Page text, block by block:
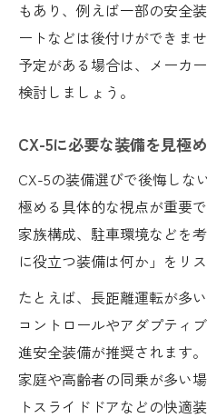
もあり、例えば一部の安全
ートなどは後付けができま
予定がある場合は、メーカ
検討しましょう。
CX-5に必要な装備を見極
CX-5の装備選びで後悔しな
極める具体的な視点が重要
家族構成、駐車環境などを
に役立つ装備は何か」をリ
たとえば、長距離運転が多
コントロールやアダプティ
進安全装備が推奨されます
家庭や高齢者の同乗が多い
トスライドドアなどの快適